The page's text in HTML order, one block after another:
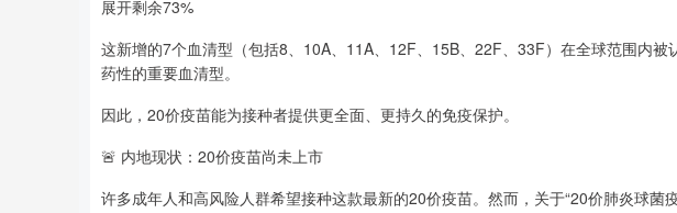
展开剩余73%
这新增的7个血清型（包括8、10A、11A、12F、15B、22F、33F）在全球范围内
药性的重要血清型。
因此，20价疫苗能为接种者提供更全面、更持久的免疫保护。
🚨 内地现状：20价疫苗尚未上市
许多成年人和高风险人群希望接种这款最新的20价疫苗。然而，关于“20价肺炎球菌